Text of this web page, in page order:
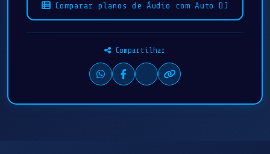
Comparar planos de Áudio com Auto DJ
Compartilhar